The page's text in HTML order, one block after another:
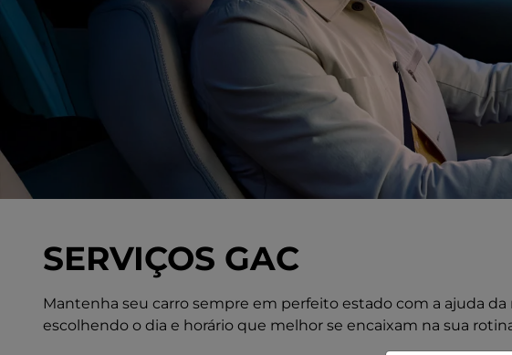
SERVIÇOS GAC
Mantenha seu carro sempre em perfeito estado com a ajuda
escolhendo o dia e horário que melhor se encaixam na sua